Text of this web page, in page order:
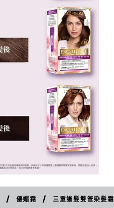
/ 優媚霜 / 三重護髮雙管染髮霜